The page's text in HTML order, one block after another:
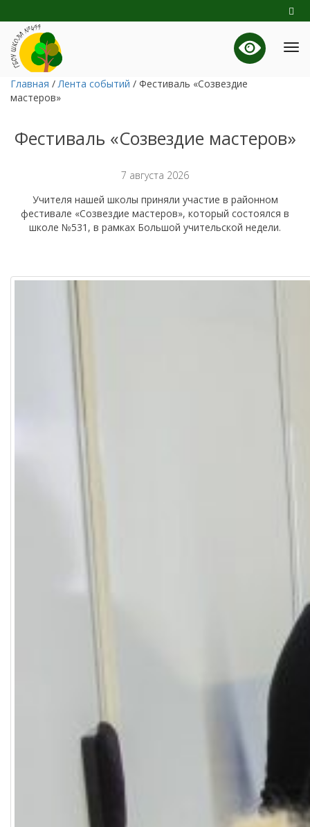
Главная /Лента событий / Фестиваль «Созвездие
мастеров»
Фестиваль «Созвездие мастеров»
7 августа 2026
Учителя нашей школы приняли участие в районном
фестивале «Созвездие мастеров», который состоялся в
школе №531, в рамках Большой учительской недели.